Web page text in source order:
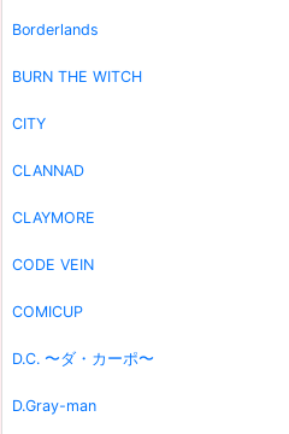
Borderlands
BURN THE WITCH
CITY
CLANNAD
CLAYMORE
CODE VEIN
COMICUP
D.C. 〜ダ・カーポ〜
D.Gray-man